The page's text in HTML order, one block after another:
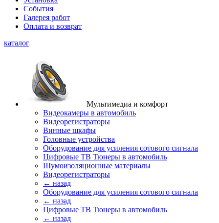
События
Галерея работ
Оплата и возврат
каталог
Мультимедиа и комфорт
Видеокамеры в автомобиль
Видеорегистраторы
Винные шкафы
Головные устройства
Оборудование для усиления сотового сигнала
Цифровые ТВ Тюнеры в автомобиль
Шумоизоляционные материалы
Видеорегистраторы
← назад
Оборудование для усиления сотового сигнала
← назад
Цифровые ТВ Тюнеры в автомобиль
← назад